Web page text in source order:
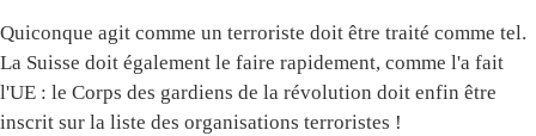
Quiconque agit comme un terroriste doit être traité comme tel.
La Suisse doit également le faire rapidement, comme l'a fait
l'UE : le Corps des gardiens de la révolution doit enfin être
inscrit sur la liste des organisations terroristes !